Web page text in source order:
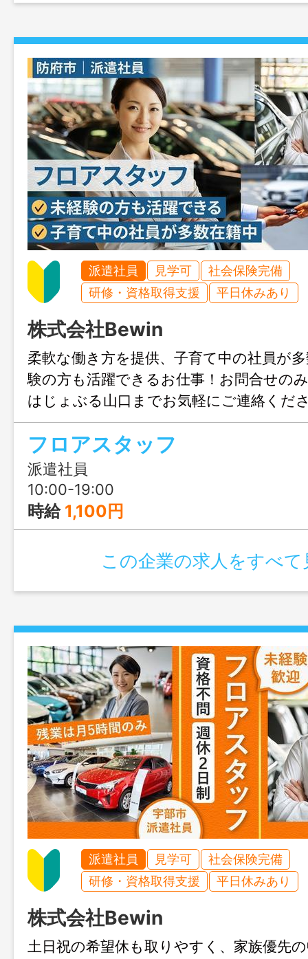
派遣社員 見学可
社会保険完備
研修・資格取得支援
平日休みあり
株式会社Bewin
柔軟な働き方を提供、子育て中の社員が
験の方も活躍できるお仕事！お問合せの
はじょぶる山口までお気軽にご連絡くだ
フロアスタッフ
派遣社員
10:00-19:00
時給 1,100円
この企業の求人をすべて
派遣社員 見学可
社会保険完備
研修・資格取得支援
平日休みあり
株式会社Bewin
土日祝の希望休も取りやすく、家族優先